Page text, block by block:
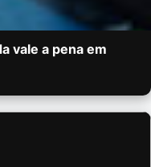
vale a pena em